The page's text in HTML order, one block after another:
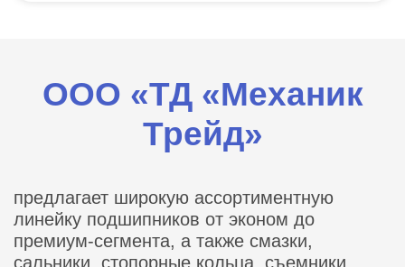
ООО «ТД «Механик
Трейд»
предлагает широкую ассортиментную
линейку подшипников от эконом до
премиум-сегмента, а также смазки,
сальники, стопорные кольца, съемники,